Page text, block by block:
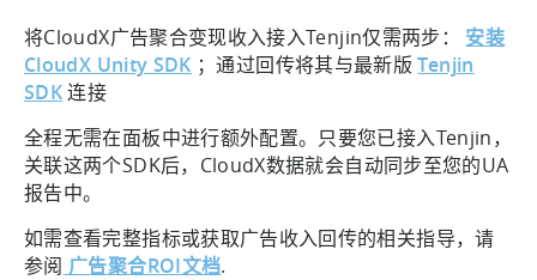
将CloudX广告聚合变现收入接入Tenjin仅需两步： 安装
CloudX Unity SDK ；通过回传将其与最新版Tenjin
SDK连接
全程无需在面板中进行额外配置。只要您已接入Tenjin，
关联这两个SDK后，CloudX数据就会自动同步至您的UA
报告中。
如需查看完整指标或获取广告收入回传的相关指导，请
参阅 广告聚合ROI文档.